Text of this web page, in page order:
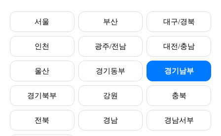
서울 부산 대구/경북
인천 광주/전남 대전/충남
울산 경기동부 경기남부
경기북부 강원 충북
전북 경남 경남서부